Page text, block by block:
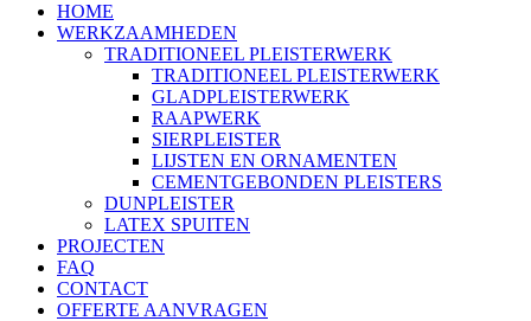
HOME
WERKZAAMHEDEN
TRADITIONEEL PLEISTERWERK
TRADITIONEEL PLEISTERWERK
GLADPLEISTERWERK
RAAPWERK
SIERPLEISTER
LIJSTEN EN ORNAMENTEN
CEMENTGEBONDEN PLEISTERS
DUNPLEISTER
LATEX SPUITEN
PROJECTEN
FAQ
CONTACT
OFFERTE AANVRAGEN